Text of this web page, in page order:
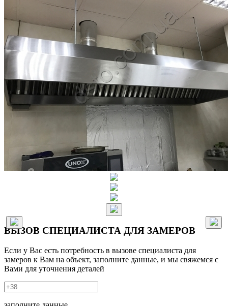
ВЫЗОВ СПЕЦИАЛИСТА ДЛЯ ЗАМЕРОВ
Если у Вас есть потребность в вызове специалиста для
замеров к Вам на объект, заполните данные, и мы свяжемся с
Вами для уточнения деталей